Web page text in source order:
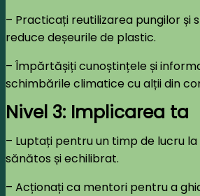
– Practicați reutilizarea pungilor și
reduce deșeurile de plastic.
– Împărtășiți cunoștințele și
schimbările climatice cu alții din
Nivel 3: Implicarea ta
– Luptați pentru un timp de lucru
sănătos și echilibrat.
– Acționați ca mentori pentru a